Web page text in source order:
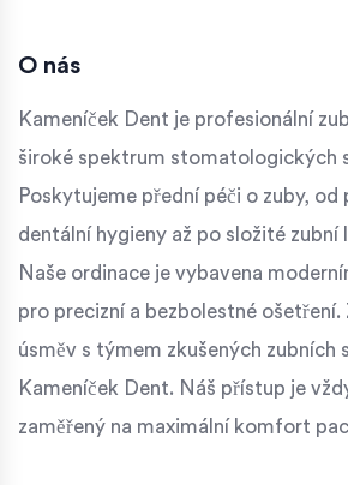
O nás
Kameníček Dent je profesionální
široké spektrum stomatologických
Poskytujeme přední péči o zuby, od
dentální hygieny až po složité zubní
Naše ordinace je vybavena
pro precizní a bezbolestné
úsměv s týmem zkušených zubních
Kameníček Dent. Náš přístup je
zaměřený na maximální komfort